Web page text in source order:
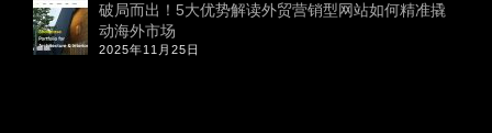
破局而出！5大优势解读外贸营销型网站如何精准撬
动海外市场
2025年11月25日